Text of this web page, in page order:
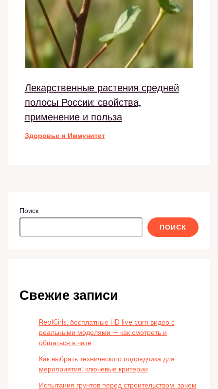
Лекарственные растения средней
полосы России: свойства,
применение и польза
Здоровье и Иммунитет
Поиск
ПОИСК
Свежие записи
RealGirls: бесплатные HD live cam видео с
реальными моделями — как смотреть и
общаться в чате
Как выбрать технического подрядчика для
мероприятия: ключевые критерии
Испытания грунтов перед строительством: зачем